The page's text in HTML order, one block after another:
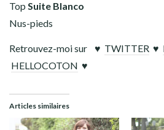
Top Suite Blanco
Nus-pieds
Retrouvez-moi sur ♥ TWITTER ♥
HELLOCOTON ♥
Articles similaires